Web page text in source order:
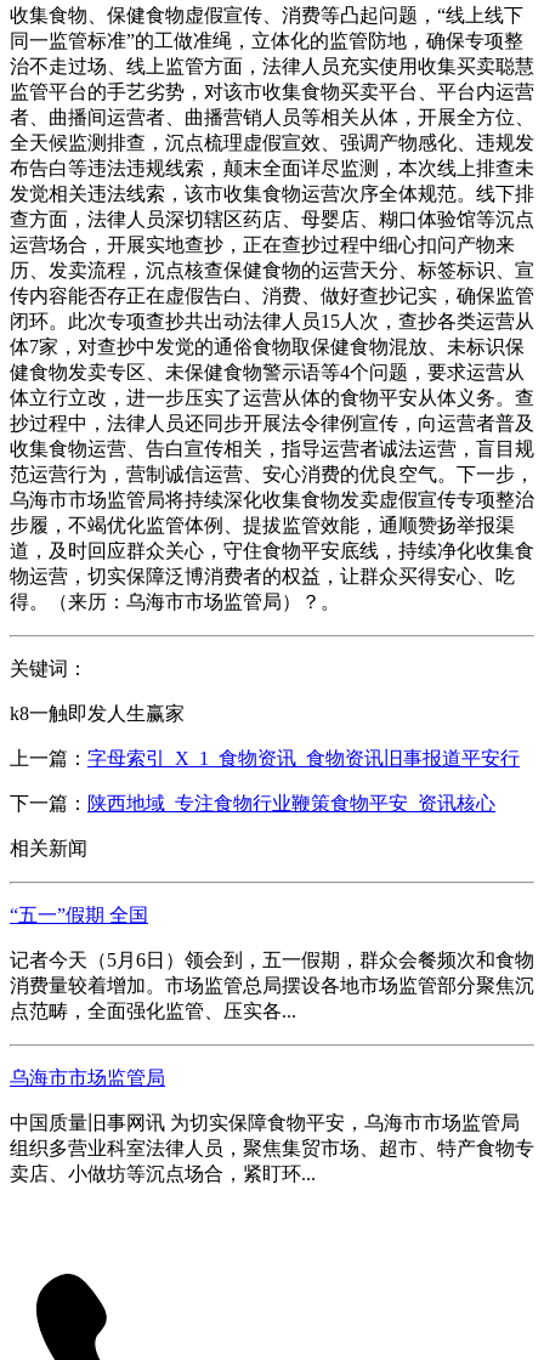
收集食物、保健食物虚假宣传、消费等凸起问题，“线上线下
同一监管标准”的工做准绳，立体化的监管防地，确保专项整
治不走过场、线上监管方面，法律人员充实使用收集买卖聪慧
监管平台的手艺劣势，对该市收集食物买卖平台、平台内运营
者、曲播间运营者、曲播营销人员等相关从体，开展全方位、
全天候监测排查，沉点梳理虚假宣效、强调产物感化、违规发
布告白等违法违规线索，颠末全面详尽监测，本次线上排查未
发觉相关违法线索，该市收集食物运营次序全体规范。线下排
查方面，法律人员深切辖区药店、母婴店、糊口体验馆等沉点
运营场合，开展实地查抄，正在查抄过程中细心扣问产物来
历、发卖流程，沉点核查保健食物的运营天分、标签标识、宣
传内容能否存正在虚假告白、消费、做好查抄记实，确保监管
闭环。此次专项查抄共出动法律人员15人次，查抄各类运营从
体7家，对查抄中发觉的通俗食物取保健食物混放、未标识保
健食物发卖专区、未保健食物警示语等4个问题，要求运营从
体立行立改，进一步压实了运营从体的食物平安从体义务。查
抄过程中，法律人员还同步开展法令律例宣传，向运营者普及
收集食物运营、告白宣传相关，指导运营者诚法运营，盲目规
范运营行为，营制诚信运营、安心消费的优良空气。下一步，
乌海市市场监管局将持续深化收集食物发卖虚假宣传专项整治
步履，不竭优化监管体例、提拔监管效能，通顺赞扬举报渠
道，及时回应群众关心，守住食物平安底线，持续净化收集食
物运营，切实保障泛博消费者的权益，让群众买得安心、吃
得。（来历：乌海市市场监管局）？。
关键词：
k8一触即发人生赢家
上一篇： 字母索引_X_1_食物资讯_食物资讯旧事报道平安行
下一篇： 陕西地域_专注食物行业鞭策食物平安_资讯核心
相关新闻
“五一”假期 全国
记者今天（5月6日）领会到，五一假期，群众会餐频次和食物
消费量较着增加。市场监管总局摆设各地市场监管部分聚焦沉
点范畴，全面强化监管、压实各...
乌海市市场监管局
中国质量旧事网讯 为切实保障食物平安，乌海市市场监管局
组织多营业科室法律人员，聚焦集贸市场、超市、特产食物专
卖店、小做坊等沉点场合，紧盯环...